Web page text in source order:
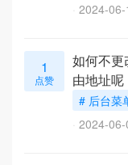
2024-06-
1
点赞
如何不更
由地址呢
# 后台菜
2024-06-